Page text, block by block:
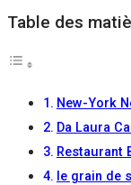
Table des
New-York
Da Laura
Restaurant
le grain de